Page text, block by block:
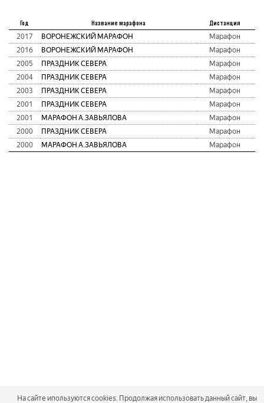
Год Название марафона Дистанция
2017 ВОРОНЕЖСКИЙ МАРАФОН Марафон
2016
ВОРОНЕЖСКИЙ МАРАФОН Марафон
2005
ПРАЗДНИК СЕВЕРА Марафон
2004
ПРАЗДНИК СЕВЕРА Марафон
2003
ПРАЗДНИК СЕВЕРА Марафон
2001
ПРАЗДНИК СЕВЕРА Марафон
2001
МАРАФОН А.ЗАВЬЯЛОВА Марафон
2000
ПРАЗДНИК СЕВЕРА Марафон
2000
МАРАФОН А.ЗАВЬЯЛОВА Марафон
На сайте ипользуются cookies. Продолжая использовать данный сайт, вы